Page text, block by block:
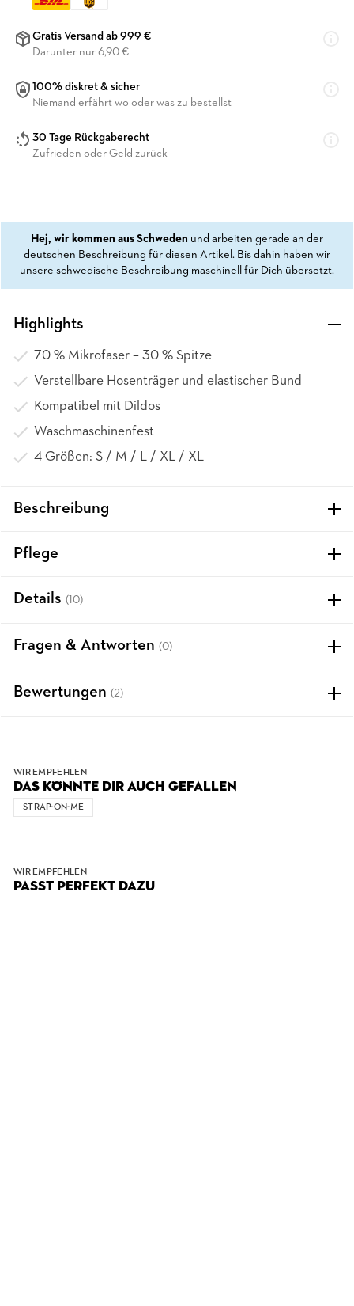
Gratis Versand ab 999 €
Darunter nur 6,90 €
100% diskret & sicher
Niemand erfährt wo oder was zu bestellst
30 Tage Rückgaberecht
Zufrieden oder Geld zurück
Hej, wir kommen aus Schweden und arbeiten gerade an der
deutschen Beschreibung für diesen Artikel. Bis dahin haben wir
unsere schwedische Beschreibung maschinell für Dich übersetzt.
Highlights
70 % Mikrofaser – 30 % Spitze
Verstellbare Hosenträger und elastischer Bund
Kompatibel mit Dildos
Waschmaschinenfest
4 Größen: S / M / L / XL / XL
Beschreibung
Pflege
Details (10)
Fragen & Antworten (0)
Bewertungen (2)
WIR EMPFEHLEN
DAS KÖNNTE DIR AUCH GEFALLEN
STRAP-ON-ME
WIR EMPFEHLEN
PASST PERFEKT DAZU